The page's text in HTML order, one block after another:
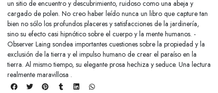
un sitio de encuentro y descubrimiento, ruidoso como una abeja y
cargado de polen. No creo haber leído nunca un libro que capture tan
bien no sólo los profundos placeres y satisfacciones de la jardinería,
sino su efecto casi hipnótico sobre el cuerpo y la mente humanos. -
Observer Laing sondea importantes cuestiones sobre la propiedad y la
exclusión de la tierra y el impulso humano de crear el paraíso en la
tierra. Al mismo tiempo, su elegante prosa hechiza y seduce. Una lectura
realmente maravillosa .